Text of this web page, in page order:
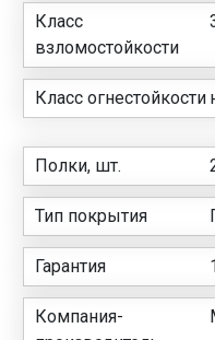
Класс
взломостойкости
Класс огнестойкости
Полки, шт.
Тип покрытия
Гарантия
Компания-